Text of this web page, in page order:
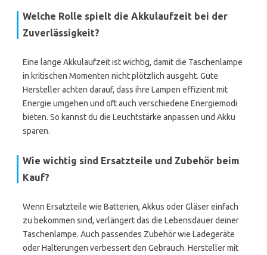
Welche Rolle spielt die Akkulaufzeit bei der
Zuverlässigkeit?
Eine lange Akkulaufzeit ist wichtig, damit die Taschenlampe
in kritischen Momenten nicht plötzlich ausgeht. Gute
Hersteller achten darauf, dass ihre Lampen effizient mit
Energie umgehen und oft auch verschiedene Energiemodi
bieten. So kannst du die Leuchtstärke anpassen und Akku
sparen.
Wie wichtig sind Ersatzteile und Zubehör beim
Kauf?
Wenn Ersatzteile wie Batterien, Akkus oder Gläser einfach
zu bekommen sind, verlängert das die Lebensdauer deiner
Taschenlampe. Auch passendes Zubehör wie Ladegeräte
oder Halterungen verbessert den Gebrauch. Hersteller mit